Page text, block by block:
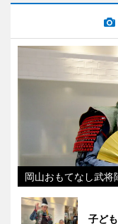
岡山おもてなし武将
子ど